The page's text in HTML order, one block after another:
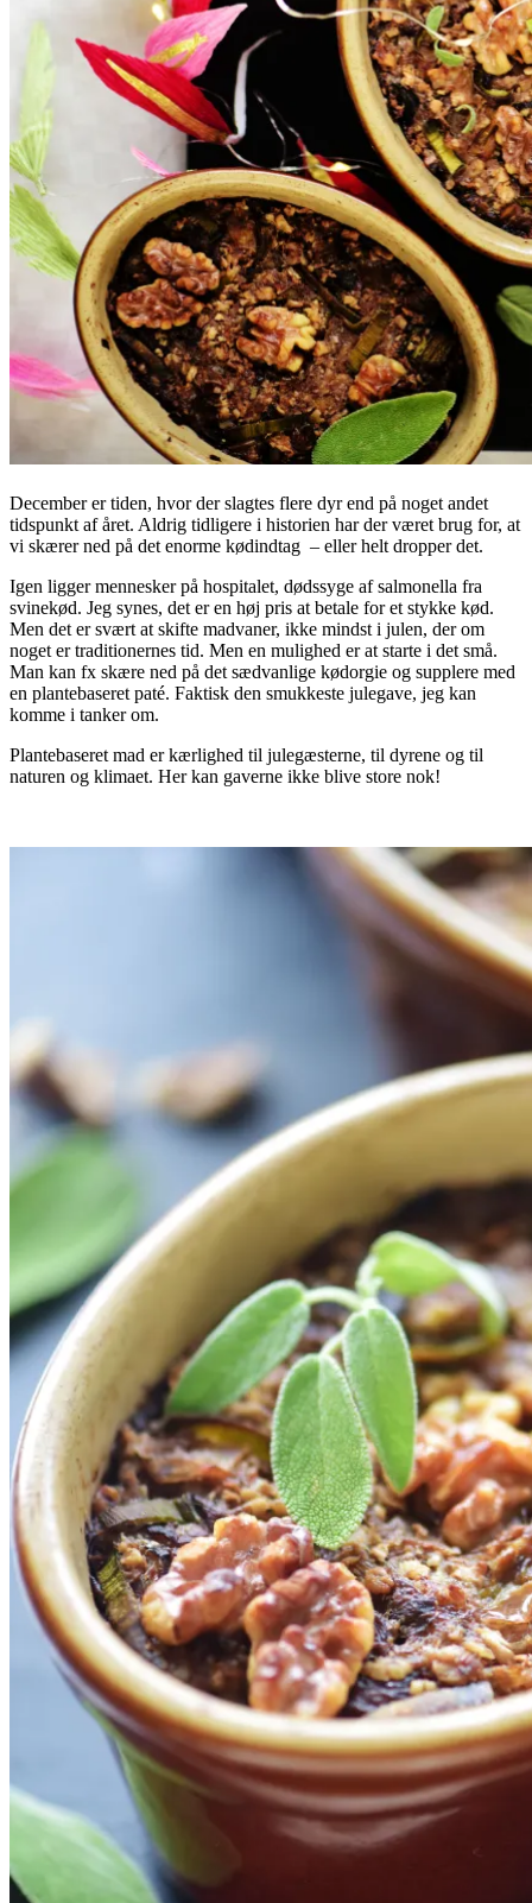
December er tiden, hvor der slagtes flere dyr end på noget andet
tidspunkt af året. Aldrig tidligere i historien har der været brug for, at
vi skærer ned på det enorme kødindtag – eller helt dropper det.
Igen ligger mennesker på hospitalet, dødssyge af salmonella fra
svinekød. Jeg synes, det er en høj pris at betale for et stykke kød.
Men det er svært at skifte madvaner, ikke mindst i julen, der om
noget er traditionernes tid. Men en mulighed er at starte i det små.
Man kan fx skære ned på det sædvanlige kødorgie og supplere med
en plantebaseret paté. Faktisk den smukkeste julegave, jeg kan
komme i tanker om.
Plantebaseret mad er kærlighed til julegæsterne, til dyrene og til
naturen og klimaet. Her kan gaverne ikke blive store nok!